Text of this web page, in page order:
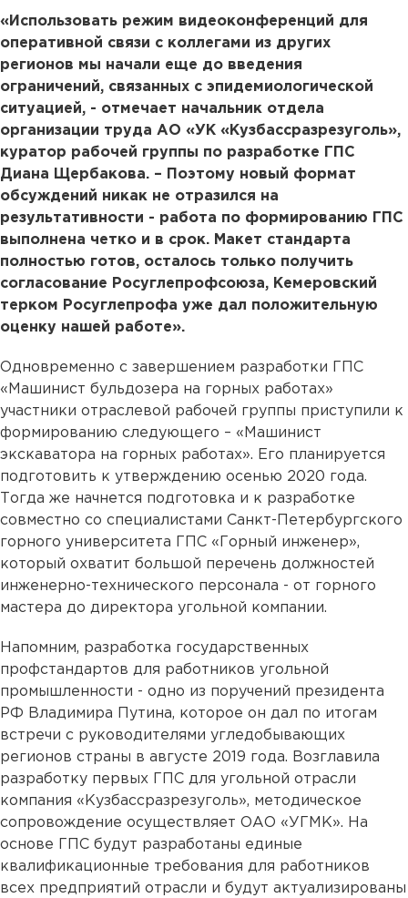
«Использовать режим видеоконференций для
оперативной связи с коллегами из других
регионов мы начали еще до введения
ограничений, связанных с эпидемиологической
ситуацией, - отмечает начальник отдела
организации труда АО «УК «Кузбассразрезуголь»,
куратор рабочей группы по разработке ГПС
Диана Щербакова. – Поэтому новый формат
обсуждений никак не отразился на
результативности - работа по формированию ГПС
выполнена четко и в срок. Макет стандарта
полностью готов, осталось только получить
согласование Росуглепрофсоюза, Кемеровский
терком Росуглепрофа уже дал положительную
оценку нашей работе».
Одновременно с завершением разработки ГПС
«Машинист бульдозера на горных работах»
участники отраслевой рабочей группы приступили к
формированию следующего – «Машинист
экскаватора на горных работах». Его планируется
подготовить к утверждению осенью 2020 года.
Тогда же начнется подготовка и к разработке
совместно со специалистами Санкт-Петербургского
горного университета ГПС «Горный инженер»,
который охватит большой перечень должностей
инженерно-технического персонала - от горного
мастера до директора угольной компании.
Напомним, разработка государственных
профстандартов для работников угольной
промышленности - одно из поручений президента
РФ Владимира Путина, которое он дал по итогам
встречи с руководителями угледобывающих
регионов страны в августе 2019 года. Возглавила
разработку первых ГПС для угольной отрасли
компания «Кузбассразрезуголь», методическое
сопровождение осуществляет ОАО «УГМК». На
основе ГПС будут разработаны единые
квалификационные требования для работников
всех предприятий отрасли и будут актуализированы